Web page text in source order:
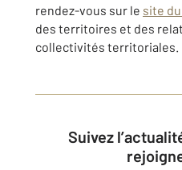
rendez-vous sur le site
des territoires et des
collectivités territoriales.
Suivez l’actualité immobilière et